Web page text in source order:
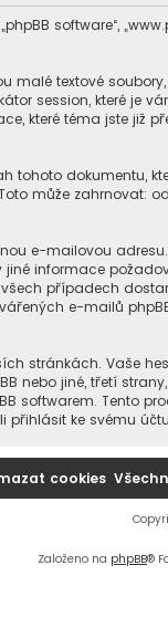
software“,
malé textové
session, které je
které téma jste již
tohoto dokumentu,
může zahrnovat:
e-mailovou
informace
případech
e-mailů
stránkách. Vaše
nebo jiné, třetí
softwarem. Tento
přihlásit ke svému
cookies
Založeno na phpBB®